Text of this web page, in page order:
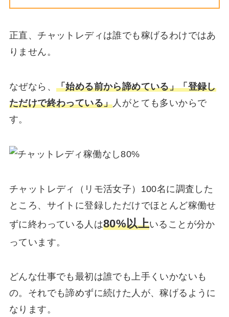
正直、チャットレディは誰でも稼げるわけではあ
りません。
なぜなら、 「始める前から諦めている」「登録し
ただけで終わっている」 人がとても多いからで
す。
チャットレディ（リモ活女子）100名に調査した
ところ、サイトに登録しただけでほとんど稼働せ
ずに終わっている人は80%以上いることが分か
っています。
どんな仕事でも最初は誰でも上手くいかないも
の。それでも諦めずに続けた人が、稼げるように
なります。